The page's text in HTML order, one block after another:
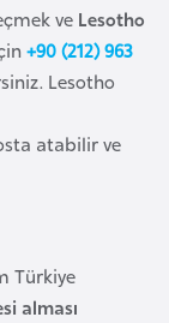
ve Lesotho
+90 (212) 963
Lesotho
atabilir ve
Türkiye
alması